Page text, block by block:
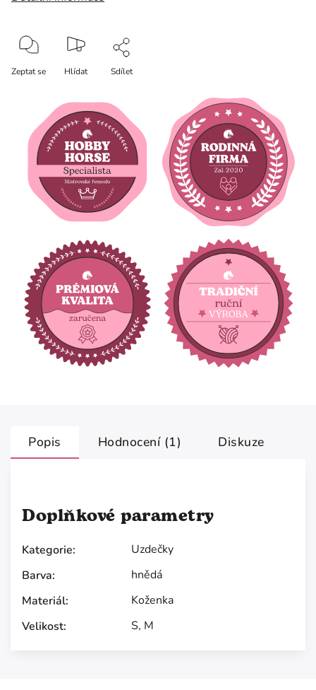
Zeptat se Hlídat Sdílet
Popis Hodnocení (1) Diskuze
Doplňkové parametry
Kategorie:
Uzdečky
Barva:
hnědá
Materiál:
Koženka
Velikost: S, M